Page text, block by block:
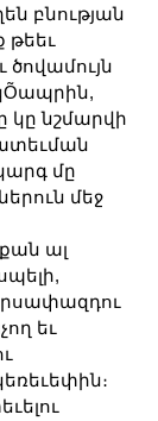
բնության
թեեւ
կը նշմարվի
մը
մեջ
ալ
եւ